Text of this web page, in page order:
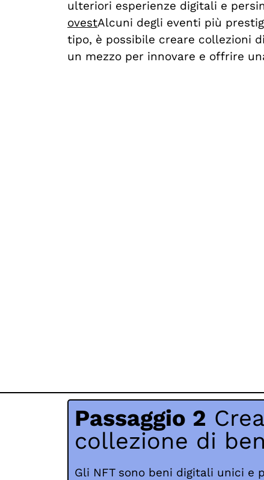
ulteriori esperienze digitali e
ovestAlcuni degli eventi più
tipo, è possibile creare collezioni
un mezzo per innovare e offrire
Passaggio 2
collezione di
Gli NFT sono beni digitali unici e